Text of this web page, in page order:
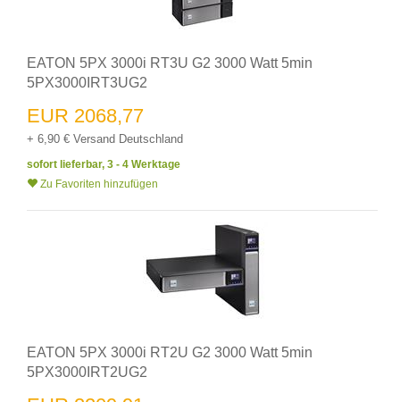
EATON 5PX 3000i RT3U G2 3000 Watt 5min
5PX3000IRT3UG2
EUR 2068,77
+ 6,90 € Versand Deutschland
sofort lieferbar, 3 - 4 Werktage
Zu Favoriten hinzufügen
EATON 5PX 3000i RT2U G2 3000 Watt 5min
5PX3000IRT2UG2